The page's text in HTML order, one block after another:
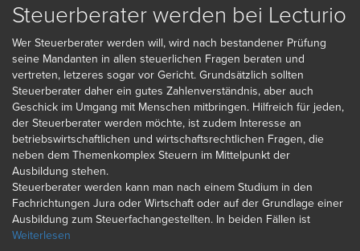
Steuerberater werden bei Lecturio
Wer Steuerberater werden will, wird nach bestandener Prüfung
seine Mandanten in allen steuerlichen Fragen beraten und
vertreten, letzeres sogar vor Gericht. Grundsätzlich sollten
Steuerberater daher ein gutes Zahlenverständnis, aber auch
Geschick im Umgang mit Menschen mitbringen. Hilfreich für jeden,
der Steuerberater werden möchte, ist zudem Interesse an
betriebswirtschaftlichen und wirtschaftsrechtlichen Fragen, die
neben dem Themenkomplex Steuern im Mittelpunkt der
Ausbildung stehen.
Steuerberater werden kann man nach einem Studium in den
Fachrichtungen Jura oder Wirtschaft oder auf der Grundlage einer
Ausbildung zum Steuerfachangestellten. In beiden Fällen ist
zunächst berufspraktische Erfahrung nötig, bevor die Prüfung zum
Weiterlesen